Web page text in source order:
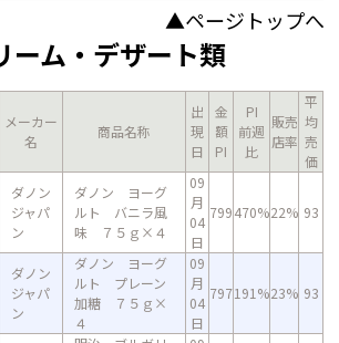
▲ページトップへ
ム・デザート類
メーカー
名
商品名称
出
現
日
金
額
PI
PI
前週
比
販売
店率
平
均
売
価
ダノン
ジャパ
ン
ダノン ヨーグ
ルト バニラ風
味 ７５ｇ×４
09
月
04
日
799470%22% 93
ダノン
ジャパ
ン
ダノン ヨーグ
ルト プレーン
加糖 ７５ｇ×
４
09
月
04
日
797191%23% 93